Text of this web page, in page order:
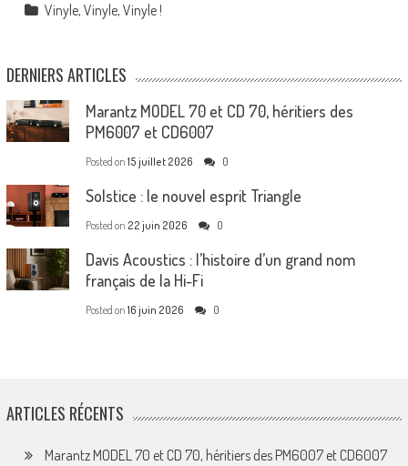
Vinyle, Vinyle, Vinyle !
DERNIERS ARTICLES
Marantz MODEL 70 et CD 70, héritiers des
PM6007 et CD6007
Posted on 15 juillet 2026 0
Solstice : le nouvel esprit Triangle
Posted on 22 juin 2026 0
Davis Acoustics : l’histoire d’un grand nom
français de la Hi-Fi
Posted on 16 juin 2026 0
ARTICLES RÉCENTS
Marantz MODEL 70 et CD 70, héritiers des PM6007 et CD6007